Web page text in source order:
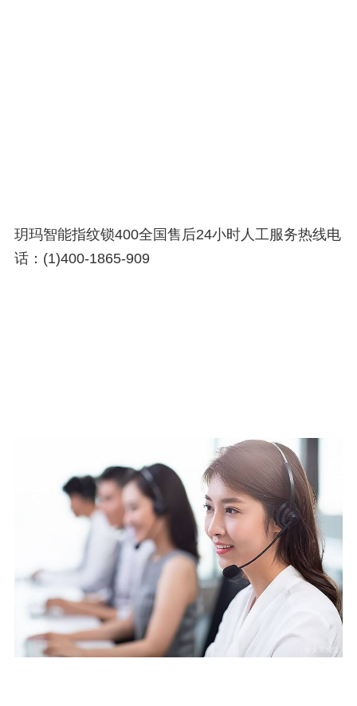
玥玛智能指纹锁400全国售后24小时人工服务热线电
话：(1)400-1865-909